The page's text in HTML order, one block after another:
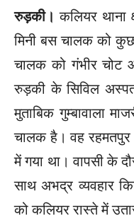
रुड़की।कलियर थाना
मिनी बस चालक को
चालक को गंभीर चोट
रुड़की के सिविल
मुताबिक गुम्बावाला
चालक है। वह रहमतपुर
में गया था। वापसी के
साथ अभद्र व्यवहार
को कलियर रास्ते में